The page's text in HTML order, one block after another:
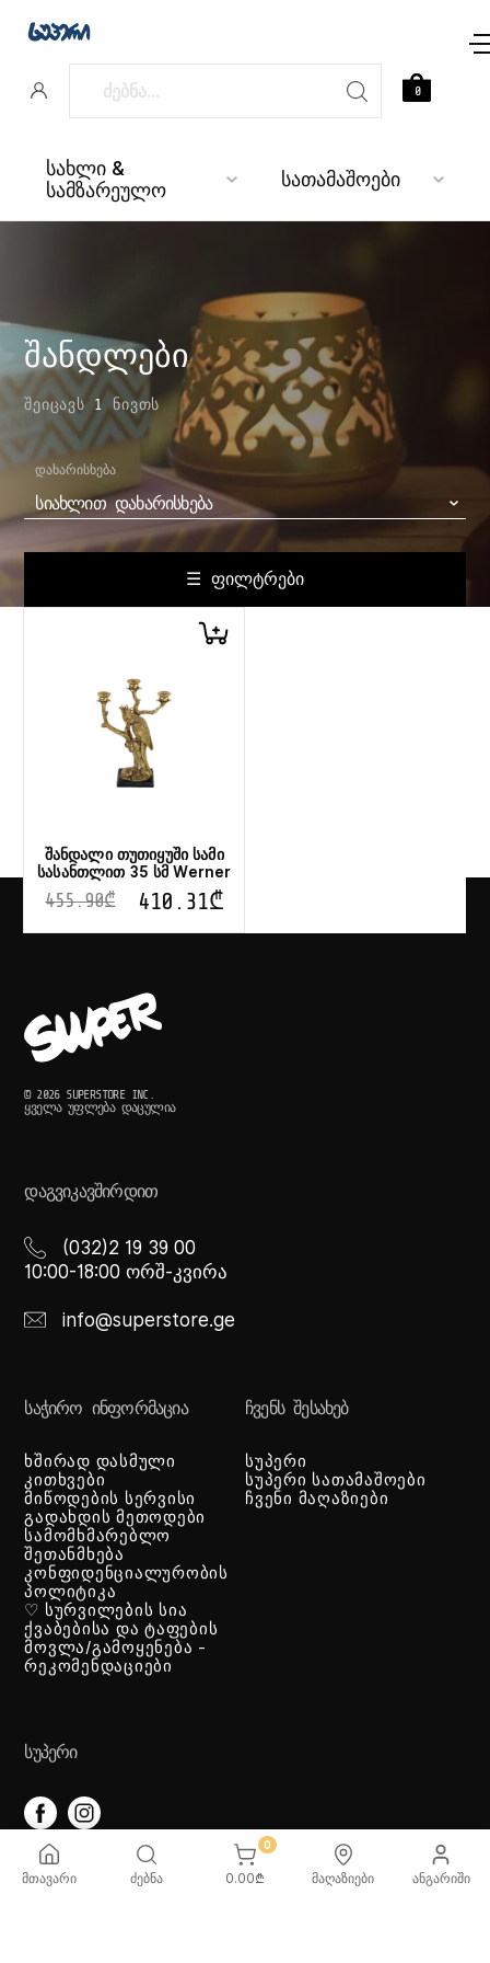
სახლი &
სამზარეულო სათამაშოები
0
შანდლები
ᲨᲔᲘᲪᲐᲕᲡ 1 ᲜᲘᲕᲗᲡ
ᲓᲐᲮᲐᲠᲘᲡᲮᲔᲑᲐ
ᲡᲘᲐᲮᲚᲘᲗ ᲓᲐᲮᲐᲠᲘᲡᲮᲔᲑᲐ
☰ ᲤᲘᲚᲢᲠᲔᲑᲘ
შანდალი თუთიყუში სამი
სასანთლით 35 სმ Werner
455.90₾ 410.31₾
© 2026 SUPERSTORE INC.
ᲧᲕᲔᲚᲐ ᲣᲤᲚᲔᲑᲐ ᲓᲐᲪᲣᲚᲘᲐ
ᲓᲐᲒᲕᲘᲙᲐᲕᲨᲘᲠᲓᲘᲗ
(032)2 19 39 00
10:00-18:00 ორშ-კვირა
info@superstore.ge
ᲡᲐᲭᲘᲠᲝ ᲘᲜᲤᲝᲠᲛᲐᲪᲘᲐ
ხშირად დასმული
კითხვები
მიწოდების სერვისი
გადახდის მეთოდები
სამომხმარებლო
შეთანმხება
კონფიდენციალურობის
პოლიტიკა
♡ სურვილების სია
ქვაბებისა და ტაფების
მოვლა/გამოყენება -
რეკომენდაციები
ᲩᲕᲔᲜᲡ ᲨᲔᲡᲐᲮᲔᲑ
სუპერი
სუპერი სათამაშოები
ჩვენი მაღაზიები
ᲡᲣᲞᲔᲠᲘ
ᲡᲐᲗᲐᲛᲐᲨᲝᲔᲑᲘ
მთავარი
ძებნა
0
0.00₾ მაღაზიები ანგარიში